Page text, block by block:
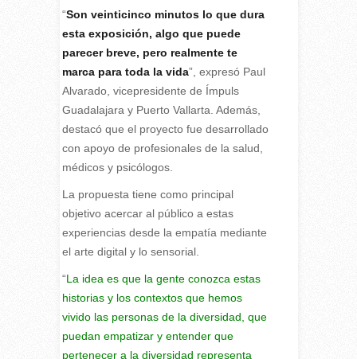
“Son veinticinco minutos lo que dura
esta exposición, algo que puede
parecer breve, pero realmente te
marca para toda la vida”, expresó Paul
Alvarado, vicepresidente de Ímpuls
Guadalajara y Puerto Vallarta. Además,
destacó que el proyecto fue desarrollado
con apoyo de profesionales de la salud,
médicos y psicólogos.
La propuesta tiene como principal
objetivo acercar al público a estas
experiencias desde la empatía mediante
el arte digital y lo sensorial.
“La idea es que la gente conozca estas
historias y los contextos que hemos
vivido las personas de la diversidad, que
puedan empatizar y entender que
pertenecer a la diversidad representa